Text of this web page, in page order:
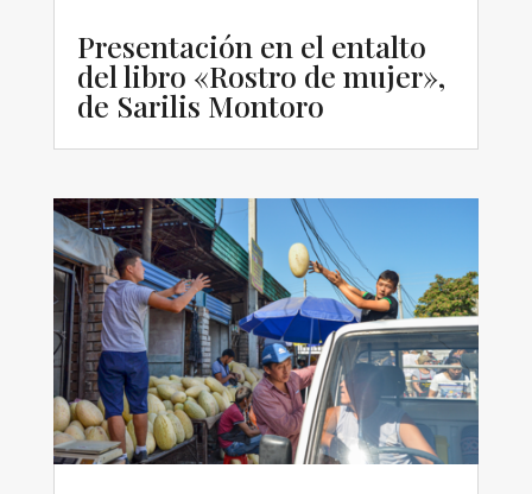
Presentación en el entalto
del libro «Rostro de mujer»,
de Sarilis Montoro